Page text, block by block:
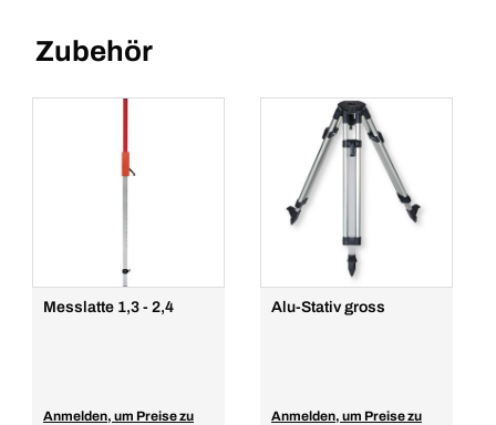
Zubehör
Messlatte 1,3 - 2,4
Anmelden, um Preise zu
Alu-Stativ gross
Anmelden, um Preise zu